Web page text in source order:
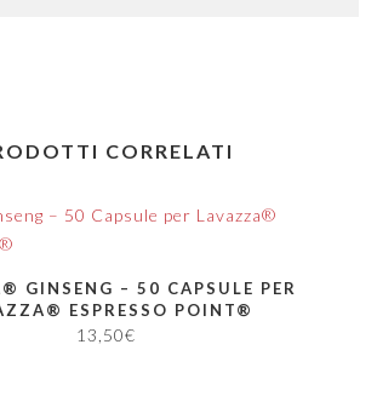
CORRELATI
GINSENG – 50 CAPSULE PER
ESPRESSO POINT®
13,50€